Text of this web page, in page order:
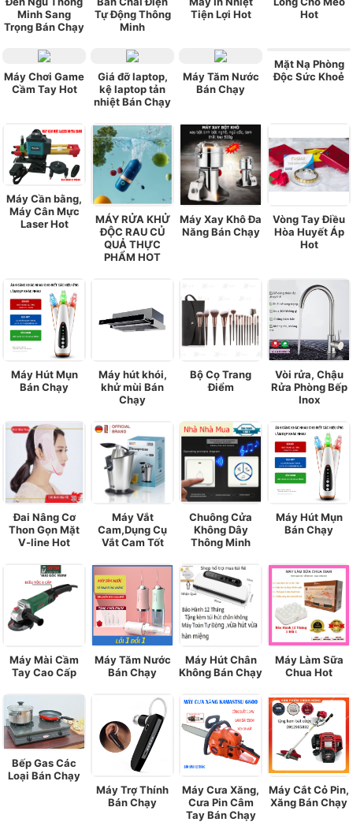
Minh Sang
Trọng Bán Chạy
Tự Động Thông
Minh
Tiện Lợi Hot
Hot
Máy Chơi Game
Cầm Tay Hot
Giá đỡ laptop,
kệ laptop tản
nhiệt Bán Chạy
Máy Tăm Nước
Bán Chạy
Mặt Nạ Phòng
Độc Sức Khoẻ
Máy Cần bằng,
Máy Cân Mực
Laser Hot
MÁY RỬA KHỬ
ĐỘC RAU CỦ
QUẢ THỰC
PHẨM HOT
Máy Xay Khô Đa
Năng Bán Chạy
Vòng Tay Điều
Hòa Huyết Áp
Hot
Máy Hút Mụn
Bán Chạy
Máy hút khói,
khử mùi Bán
Chạy
Bộ Cọ Trang
Điểm
Vòi rửa, Chậu
Rửa Phòng Bếp
Inox
Đai Nâng Cơ
Thon Gọn Mặt
V-line Hot
Máy Vắt
Cam,Dụng Cụ
Vắt Cam Tốt
Chuông Cửa
Không Dây
Thông Minh
Máy Hút Mụn
Bán Chạy
Máy Mài Cầm
Tay Cao Cấp
Máy Tăm Nước
Bán Chạy
Máy Hút Chân
Không Bán Chạy
Máy Làm Sữa
Chua Hot
Bếp Gas Các
Loại Bán Chạy
Máy Trợ Thính
Bán Chạy
Máy Cưa Xăng,
Cưa Pin Câm
Tay Bán Chạy
Máy Cắt Cỏ Pin,
Xăng Bán Chạy